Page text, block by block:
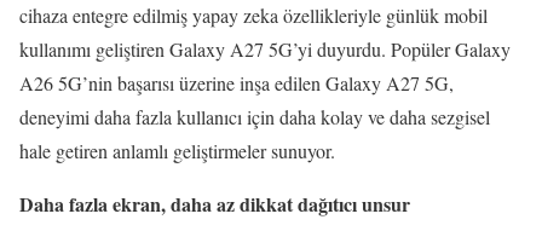
cihaza entegre edilmiş yapay zeka özellikleriyle günlük mobil
kullanımı geliştiren Galaxy A27 5G’yi duyurdu. Popüler Galaxy
A26 5G’nin başarısı üzerine inşa edilen Galaxy A27 5G,
deneyimi daha fazla kullanıcı için daha kolay ve daha sezgisel
hale getiren anlamlı geliştirmeler sunuyor.
Daha fazla ekran, daha az dikkat dağıtıcı unsur